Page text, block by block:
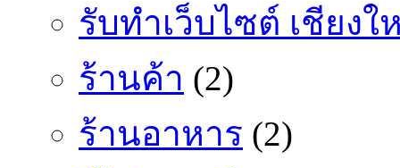
รับทำเว็บไซต์ เชียงใ
ร้านค้า (2)
ร้านอาหาร (2)